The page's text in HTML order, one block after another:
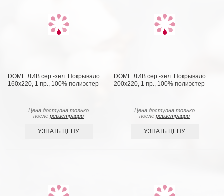
DOME ЛИВ сер.-зел. Покрывало
160х220, 1 пр., 100% полиэстер
Цена доступна только
послерегистрации
УЗНАТЬ ЦЕНУ
DOME ЛИВ сер.-зел. Покрывало
200х220, 1 пр., 100% полиэстер
Цена доступна только
послерегистрации
УЗНАТЬ ЦЕНУ